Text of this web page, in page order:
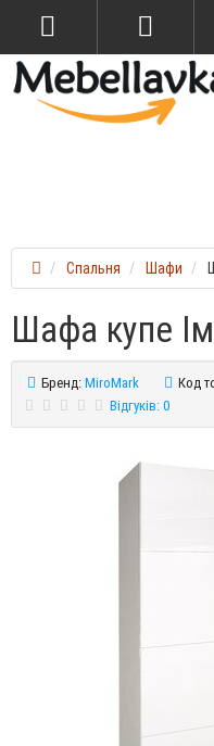
Спальня Шафи
Шафа купе
Бренд:MiroMark Код
Відгуків: 0